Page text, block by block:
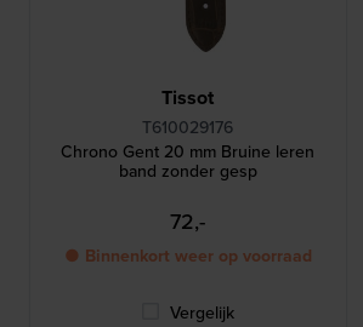
Tissot
T610029176
Chrono Gent 20 mm Bruine leren
band zonder gesp
72,-
● Binnenkort weer op voorraad
Vergelijk